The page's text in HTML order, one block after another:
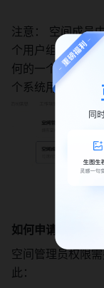
注意： 空间成员
个用户组的权限
何的一个自定义
个系统用户组的
如何申请/拥有空
空间管理员权限
此：